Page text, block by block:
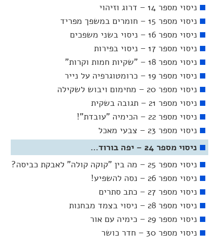
ניסוי מספר 14 – דרוג וזיהוי
ניסוי מספר 15 – חומרים במשפך מפריד
ניסוי מספר 16 – ניסוי בשני משפכים
ניסוי מספר 17 – ניסוי בפירות
ניסוי מספר 18 – "שקיות חמות וקרות"
ניסוי מספר 19 – כרומטוגרפיה על נייר
ניסוי מספר 20 – מחימום ויבוש לשקילה
ניסוי מספר 21 – תגובה בשקית
ניסוי מספר 22 – הכימיה "עובדת"!
ניסוי מספר 23 – צבעי מאכל
ניסוי מספר 24 – יפה בורוד…
ניסוי מספר 25 – מה בין "קוקה קולה" לאבקת כביסה?
ניסוי מספר 26 – נסה להשפיע!
ניסוי מספר 27 – כתב סתרים
ניסוי מספר 28 – ניסוי בצמד מבחנות
ניסוי מספר 29 – כימיה עם אור
ניסוי מספר 30 – חדר כושר